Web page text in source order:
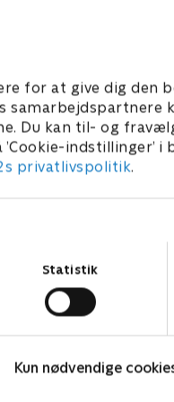
for at give dig den
samarbejdspartnere
Du kan til- og
indstillinger’ i
privatlivspolitik.
Statistik
Kun nødvendige